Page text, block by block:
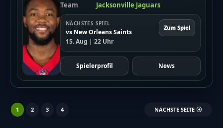
Team
Jacksonville Jaguars
NÄCHSTES SPIEL
vs New Orleans Saints
15. Aug | 22 Uhr
Zum Spiel
Spielerprofil News
1 2 3 4 NÄCHSTE SEITE